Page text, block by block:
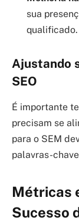
sua
qualificado.
Ajustando
SEO
É importante
precisam se
para o SEM
palavras-
Métricas
Sucesso